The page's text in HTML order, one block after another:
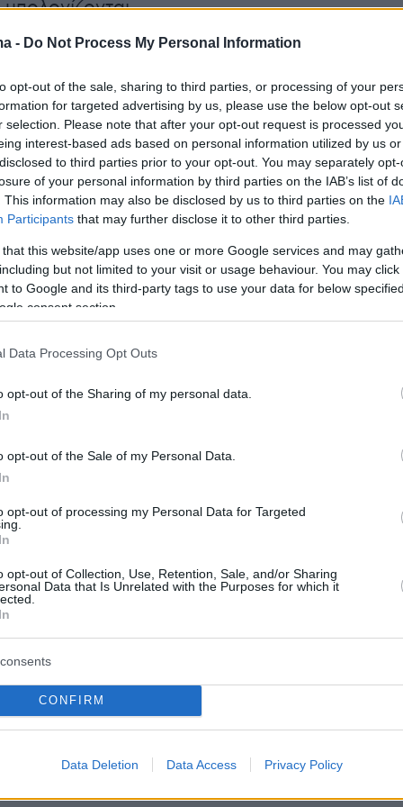
- Do Not Process My Personal Information
opt-out of the sale, sharing to third parties, or processing of your
for targeted advertising by us, please use the below opt-out
selection. Please note that after your opt-out request is processed
interest-based ads based on personal information utilized by us
to third parties prior to your opt-out. You may separately
of your personal information by third parties on the IAB’s list of
This information may also be disclosed by us to third parties on the
Participants that may further disclose it to other third parties.
that this website/app uses one or more Google services and may
but not limited to your visit or usage behaviour. You may
to Google and its third-party tags to use your data for below
consent section.
Data Processing Opt Outs
opt-out of the Sharing of my personal data.
opt-out of the Sale of my Personal Data.
opt-out of processing my Personal Data for Targeted
opt-out of Collection, Use, Retention, Sale, and/or Sharing
Data that Is Unrelated with the Purposes for which it
CONFIRM
Data Deletion Data Access Privacy Policy
υπολογίζονται.
Σίγουροι και για του χρόνου οι εξής δύο:
Πένια. Ο Σβααμπ δεν θα συνεχίσει, ο
συμβόλαιο που τελειώνει και ο Μεϊτέ θα
στον αέρα ως ένας δανεικός.
Κάτι καλύτερο γίνεται εδώ αφού σίγουροι
Πέλκας, Ζίβκοβιτς, Ντεσπόντοφ
που θα αποχωρήσουν σίγουρα από
να πάρουν από νωρίς αποφάσεις, αλλά
σίγουρος ακόμη και για τη δομή όσων
αποφασίσουν, ή για το πλάνο που θα
ενόψει των 100 ετών;
Η καλοκαιρινή ευρωπαϊκή εμπειρία έχει
ομάδα που ξεκινάει να παίζει στο Conference
ΔΕΝ πρέπει να έχει πολλές αλλαγές.